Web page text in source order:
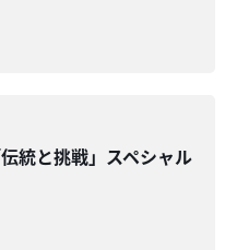
統と挑戦」スペシャル